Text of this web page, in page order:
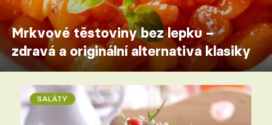
Mrkvové těstoviny bez lepku –
zdravá a originální alternativa klasiky
SALÁTY